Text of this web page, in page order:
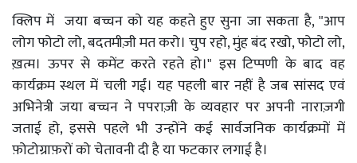
क्लिप में जया बच्चन को यह कहते हुए सुना जा सकता है, "आप
लोग फोटो लो, बदतमीज़ी मत करो। चुप रहो, मुंह बंद रखो, फोटो लो,
ख़त्म। ऊपर से कमेंट करते रहते हो।" इस टिप्पणी के बाद वह
कार्यक्रम स्थल में चली गईं। यह पहली बार नहीं है जब सांसद एवं
अभिनेत्री जया बच्चन ने पपराज़ी के व्यवहार पर अपनी नाराज़गी
जताई हो, इससे पहले भी उन्होंने कई सार्वजनिक कार्यक्रमों में
फ़ोटोग्राफ़रों को चेतावनी दी है या फटकार लगाई है।